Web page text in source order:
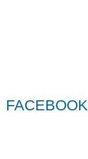
FACEBOOK